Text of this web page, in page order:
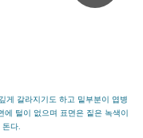
게 갈라지기도 하고 밑부분이 엽병
에 털이 없으며 표면은 짙은 녹색이
다.